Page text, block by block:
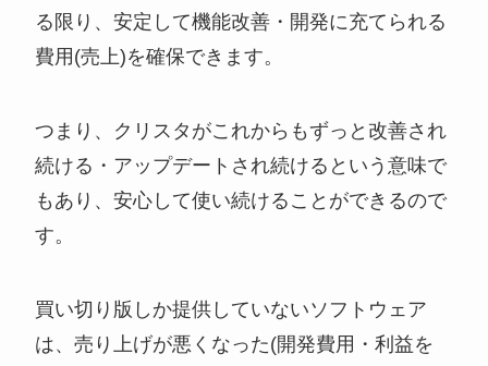
る限り、安定して機能改善・開発に充てられる
費用(売上)を確保できます。
つまり、クリスタがこれからもずっと改善され
続ける・アップデートされ続けるという意味で
もあり、安心して使い続けることができるので
す。
買い切り版しか提供していないソフトウェア
は、売り上げが悪くなった(開発費用・利益を